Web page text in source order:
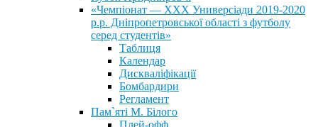
«Чемпіонат — ХХХ Универсіади 2019-2020
р.р. Дніпропетровської області з футболу
серед студентів»
Таблиця
Календар
Дискваліфікації
Бомбардири
Регламент
Пам`яті М. Білого
Плей-офф